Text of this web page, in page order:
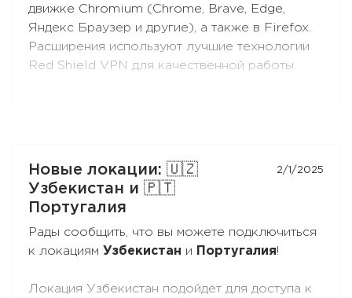
движке Chromium (Chrome, Brave, Edge,
Яндекс Браузер и другие), а также в Firefox.
Расширения используют лучшие технологии
Red Shield VPN для качественной работы.
Новые локации: 🇺🇿
Узбекистан и 🇵🇹
Португалия
2/1/2025
Рады сообщить, что вы можете подключиться
к локациям Узбекистан и Португалия!
Локация Узбекистан подойдёт для доступа к